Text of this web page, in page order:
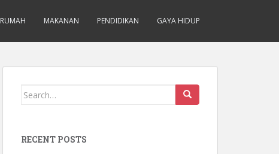
RUMAH MAKANAN PENDIDIKAN GAYA HIDUP
Search for:
RECENT POSTS